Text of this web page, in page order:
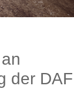
der DAF